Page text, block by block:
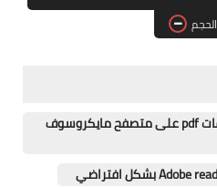
ويندوزالحجم
لماذا يتم تشغيل ملفات pdf على متصفح مايكروسوف